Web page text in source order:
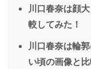
川口春奈は顔
較してみた！
川口春奈は輪
い頃の画像と